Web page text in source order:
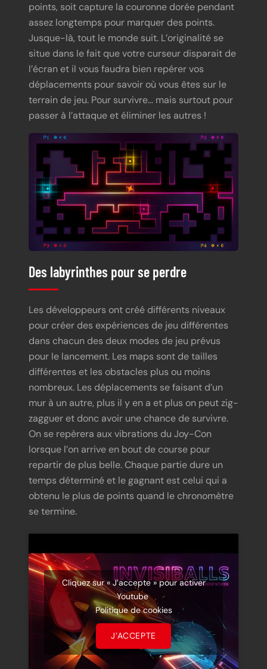
points, soit capture la couronne dorée pendant
assez longtemps pour marquer des points.
Jusque-là, tout le monde suit. L’originalité se
situe dans le fait que votre curseur disparait de
l’écran et il vous faudra bien repérer vos
déplacements pour savoir où vous êtes sur le
terrain de jeu. Pour survivre… mais surtout pour
passer à l’attaque et éliminer les autres !
Des labyrinthes pour se perdre
Les développeurs ont créé différents niveaux
pour créer des expériences de jeu différentes
dans chacun des deux modes de jeu prévus
pour le lancement. Les maps sont de tailles
différentes et les obstacles plus ou moins
nombreux. Les déplacements se faisant d’un
mur à un autre, plus il y en a et plus on peut zig-
zagguer et donc avoir une chance de survivre.
On se repèrera aux vibrations du Joy-Con
lorsque l’on arrive en bout de course pour
repartir de plus belle. Chaque partie dure un
temps déterminé et le gagnant est celui qui a
obtenu le plus de points quand le chronomètre
se termine.
Cliquez sur « J’accepte » pour activer
Youtube
Politique de cookies
J’ACCEPTE